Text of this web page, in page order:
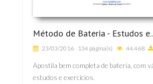
Método de Bateria - Estudos
23/03/2016 134 página(s) 44.468
Apostila bem completa de bateria, com
estudos e exercícios.